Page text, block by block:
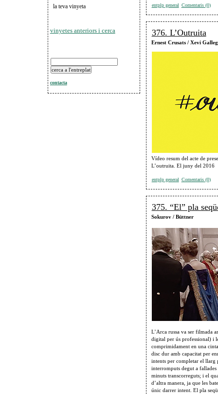
entplp general Comentaris (0)
376. L’Outruita
Ernest Crusats / Xevi
Vídeo resum del acte de
L’outruita. El juny del 2016
entplp general Comentaris (0)
375. “El” pla
Sokurov / Büttner
L’Arca russa va ser filmada
digital per ús professional) i
comprimidament en una
disc dur amb capacitat per
intents per completar el llarg
interromputs degut a fallades
minuts transcorreguts; i el
d’altra manera, ja que les
únic darrer intent. El pla
la teva vinyeta
vinyetes anteriors i cerca
contacta